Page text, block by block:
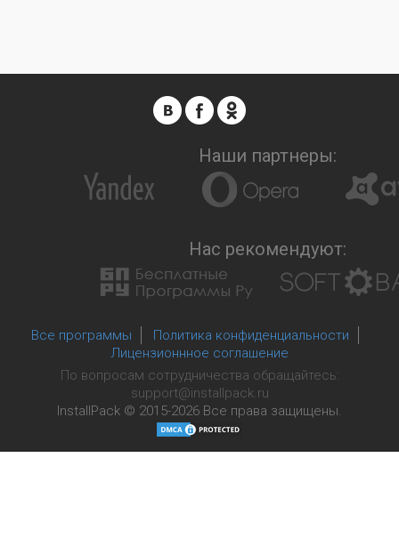
Наши партнеры:
Нас рекомендуют:
Все программы
Политика конфиденциальности
Лицензионнное соглашение
По вопросам сотрудничества обращайтесь:
support@installpack.ru
InstallPack © 2015-2026 Все права защищены.